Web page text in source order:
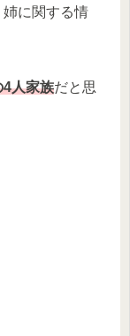
姉に関する情
4人家族だと思